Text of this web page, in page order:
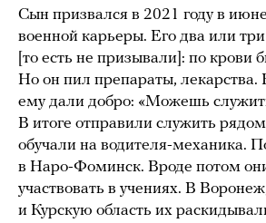
Сын призвался в 2021 году в
военной карьеры. Его два или
[то есть не призывали]: по крови
Но он пил препараты,
ему дали добро: «Можешь
В итоге отправили служить
обучали на водителя-механика.
в Наро-Фоминск. Вроде потом
участвовать в учениях. В
и Курскую область их